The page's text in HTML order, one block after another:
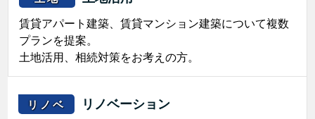
賃貸アパート建築、賃貸マンション建築について複数
プランを提案。
土地活用、相続対策をお考えの方。
リノベ リノベーション